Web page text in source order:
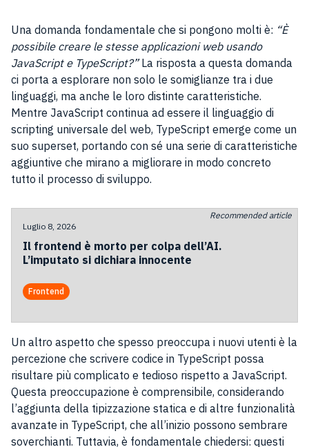
Una domanda fondamentale che si pongono molti è: “È
possibile creare le stesse applicazioni web usando
JavaScript e TypeScript?”La risposta a questa domanda
ci porta a esplorare non solo le somiglianze tra i due
linguaggi, ma anche le loro distinte caratteristiche.
Mentre JavaScript continua ad essere il linguaggio di
scripting universale del web, TypeScript emerge come un
suo superset, portando con sé una serie di caratteristiche
aggiuntive che mirano a migliorare in modo concreto
tutto il processo di sviluppo.
Recommended article
Luglio 8, 2026
Il frontend è morto per colpa dell’AI.
L’imputato si dichiara innocente
Frontend
Un altro aspetto che spesso preoccupa i nuovi utenti è la
percezione che scrivere codice in TypeScript possa
risultare più complicato e tedioso rispetto a JavaScript.
Questa preoccupazione è comprensibile, considerando
l’aggiunta della tipizzazione statica e di altre funzionalità
avanzate in TypeScript, che all’inizio possono sembrare
soverchianti. Tuttavia, è fondamentale chiedersi: questi